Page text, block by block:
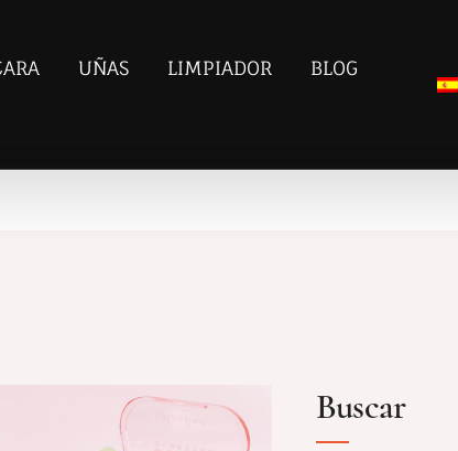
UÑAS LIMPIADOR
BLOG
Buscar